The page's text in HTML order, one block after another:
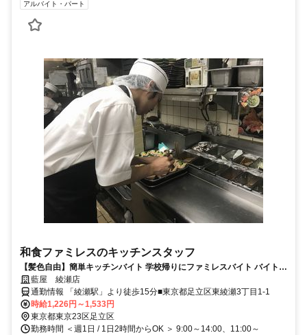
アルバイト・パート
和食ファミレスのキッチンスタッフ
【髪色自由】簡単キッチンバイト 学校帰りにファミレスバイト バイト経
験がない方も大歓迎 曜日や時間の希望も相談OK!! テスト時期などもも
ちろん考慮します!!
藍屋 綾瀬店
通勤情報 「綾瀬駅」より徒歩15分■東京都足立区東綾瀬3丁目1-1
時給1,226円～1,533円
東京都東京23区足立区
勤務時間 ＜週1日 / 1日2時間からOK ＞ 9:00～14:00、11:00～